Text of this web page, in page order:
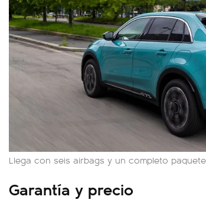
Llega con seis airbags y un completo
Garantía y precio